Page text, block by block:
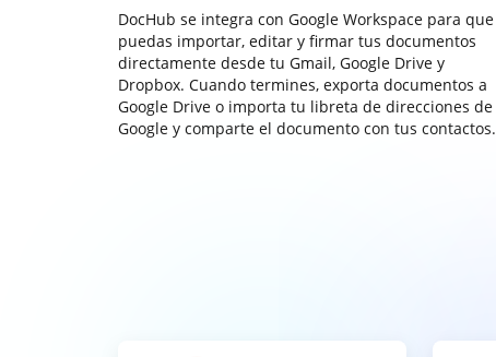
DocHub se integra con Google Workspace para que
puedas importar, editar y firmar tus documentos
directamente desde tu Gmail, Google Drive y
Dropbox. Cuando termines, exporta documentos a
Google Drive o importa tu libreta de direcciones de
Google y comparte el documento con tus contactos.